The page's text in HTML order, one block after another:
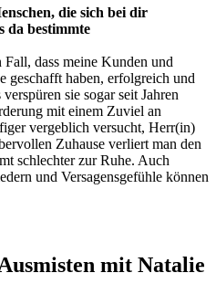
die sich bei dir
da bestimmte
dass meine Kunden und
geschafft haben, erfolgreich und
sie sogar seit Jahren
mit einem Zuviel an
vergeblich versucht, Herr(in)
Zuhause verliert man den
schlechter zur Ruhe. Auch
und Versagensgefühle können
mit Natalie